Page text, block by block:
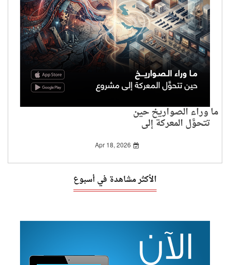
ما وراء الصواريخ حين
تتحوَّل المعركة إلى
مشروع
Apr 18, 2026
الأكثر مشاهدة في أسبوع